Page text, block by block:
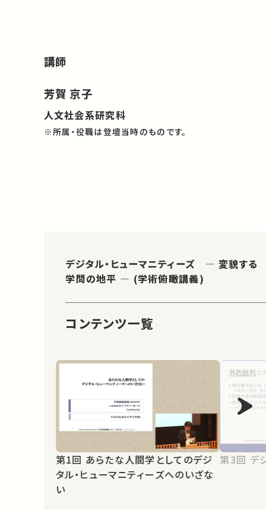
講師
芳賀 京子
人文社会系研究科
※所属・役職は登壇当時のものです。
デジタル・ヒューマニティーズ ― 変貌する
学問の地平 ― (学術俯瞰講義)
コンテンツ一覧
第1回 あらたな人間学としてのデジ
タル・ヒューマニティーズへのいざな
い
第